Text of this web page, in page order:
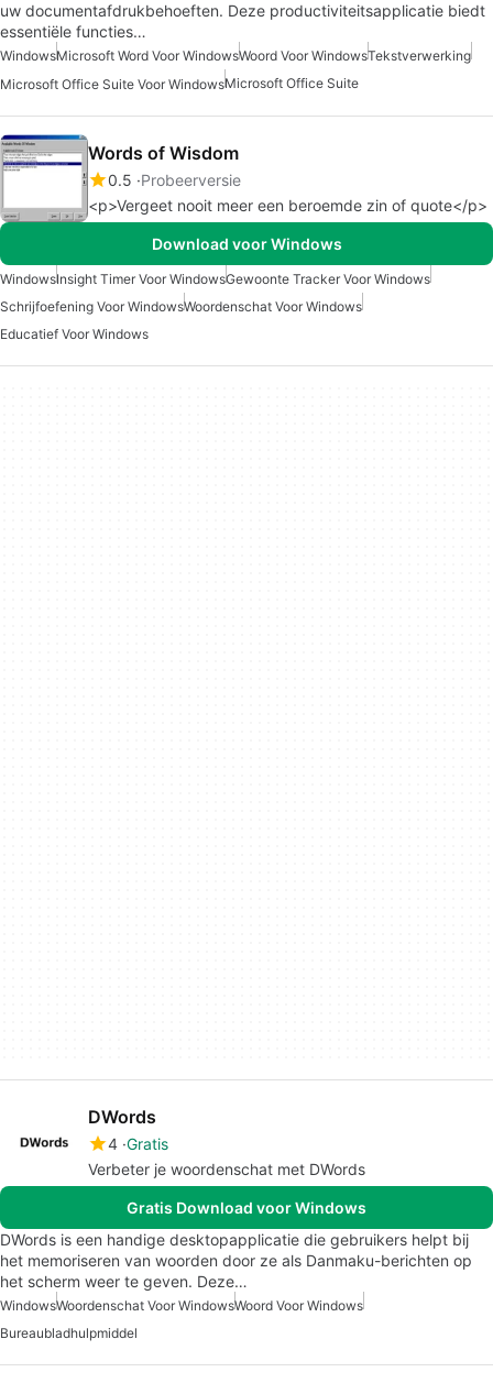
uw documentafdrukbehoeften. Deze productiviteitsapplicatie biedt
essentiële functies…
WindowsMicrosoft Word Voor WindowsWoord Voor WindowsTekstverwerking
Microsoft Office Suite Voor WindowsMicrosoft Office Suite
Words of Wisdom
0.5 Probeerversie
<p>Vergeet nooit meer een beroemde zin of quote</p>
Download voor Windows
WindowsInsight Timer Voor WindowsGewoonte Tracker Voor Windows
Schrijfoefening Voor WindowsWoordenschat Voor Windows
Educatief Voor Windows
DWords
4 Gratis
Verbeter je woordenschat met DWords
Gratis Download voor Windows
DWords is een handige desktopapplicatie die gebruikers helpt bij
het memoriseren van woorden door ze als Danmaku-berichten op
het scherm weer te geven. Deze…
WindowsWoordenschat Voor WindowsWoord Voor Windows
Bureaubladhulpmiddel